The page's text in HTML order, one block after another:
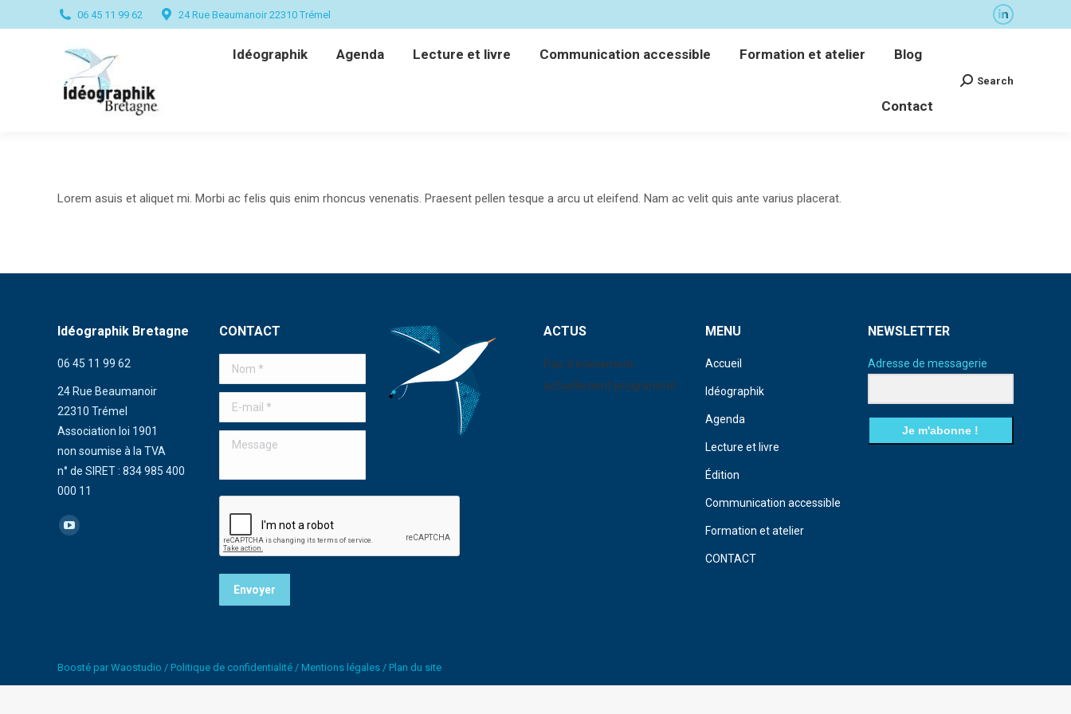
06 45 11 99 62 24 Rue Beaumanoir 22310 Trémel
La
s'ouvre
Idéographik Agenda Lecture et livre Communication accessible Formation et atelier Blog
Contact
Recherche
Search
Lorem asuis et aliquet mi. Morbi ac felis quis enim rhoncus venenatis. Praesent pellen tesque a arcu ut eleifend. Nam ac velit quis ante varius placerat.
Idéographik Bretagne
06 45 11 99 62
24 Rue Beaumanoir
22310 Trémel
Association loi 1901
non soumise à la TVA
n° de SIRET : 834 985 400
000 11
Trouvez nous sur :
La
CONTACT
Nom *
E-mail *
Message
Envoyer
ACTUS
Pas d'événement
actuellement programmé.
MENU
Accueil
Idéographik
Agenda
Lecture et livre
Édition
Communication accessible
Formation et atelier
CONTACT
NEWSLETTER
Adresse de messagerie
Je m'abonne !
Boosté par Waostudio / Politique de confidentialité / Mentions légales / Plan du site
Idéographik Agenda Lecture et livre Communication accessible Formation et atelier Blog